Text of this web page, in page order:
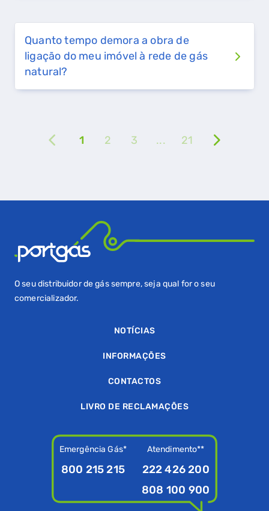
Quanto tempo demora a obra de
ligação do meu imóvel à rede de gás
natural?
1 2 3 ... 21
O seu distribuidor de gás sempre, seja qual for o seu
comercializador.
NOTÍCIAS
INFORMAÇÕES
CONTACTOS
LIVRO DE RECLAMAÇÕES
Emergência Gás*
800 215 215
Atendimento**
222 426 200
808 100 900